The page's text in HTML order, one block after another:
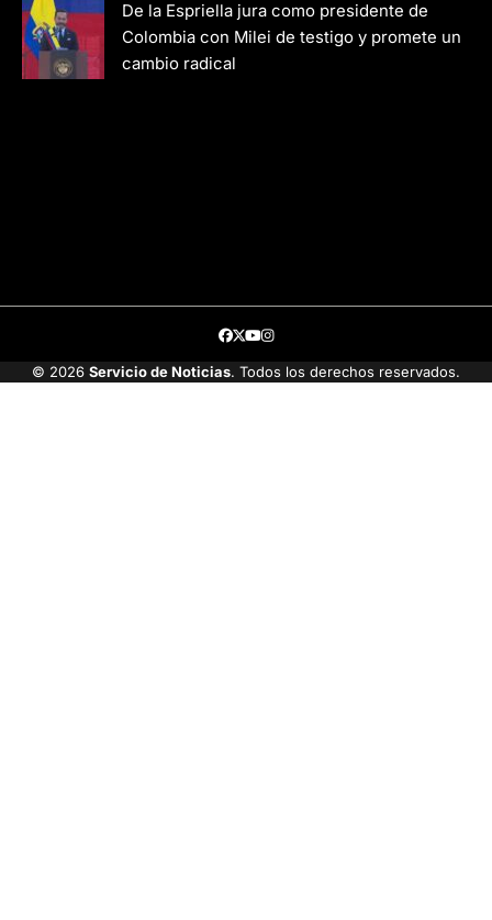
De la Espriella jura como presidente de
Colombia con Milei de testigo y promete un
cambio radical
Facebook
TwitterYoutube
Instagram
© 2026 Servicio de Noticias. Todos los derechos reservados.